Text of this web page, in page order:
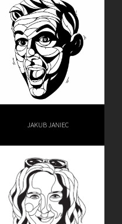
JAKUB JANIEC